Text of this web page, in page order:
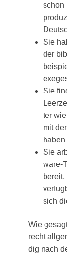
schon
Sie
der
Sie
ter wie
mit
Sie
ware-
sich
Wie
recht
dig nach